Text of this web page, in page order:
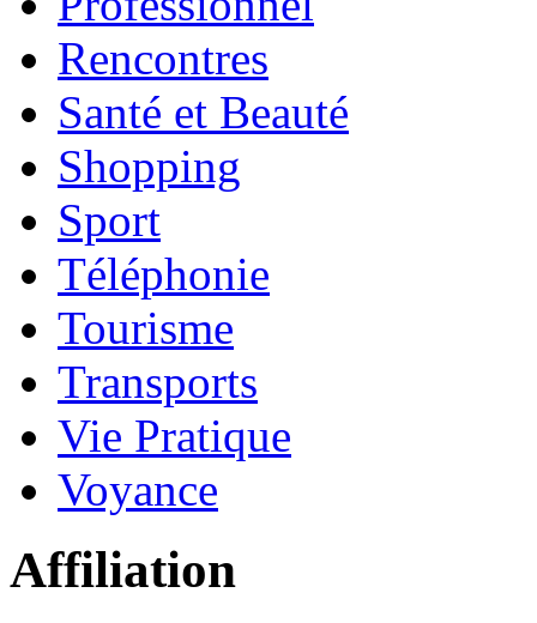
Rencontres
Santé et Beauté
Shopping
Sport
Téléphonie
Tourisme
Transports
Vie Pratique
Voyance
Affiliation